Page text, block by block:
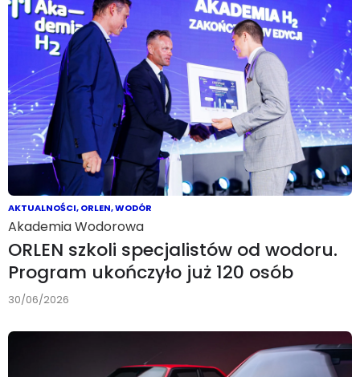
AKTUALNOŚCI,ORLEN,WODÓR
Akademia Wodorowa
ORLEN szkoli specjalistów od wodoru.
Program ukończyło już 120 osób
30/06/2026